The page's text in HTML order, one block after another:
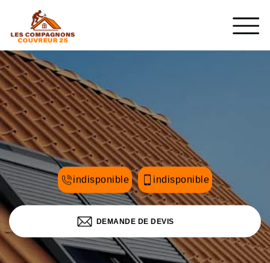
indisponible indisponible
DEMANDE DE DEVIS